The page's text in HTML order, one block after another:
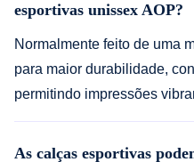
esportivas unissex AOP?
Normalmente feito de uma
para maior durabilidade,
permitindo impressões
As calças esportivas